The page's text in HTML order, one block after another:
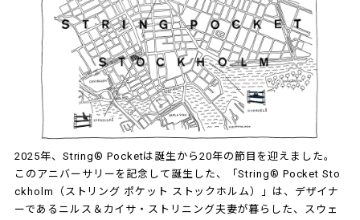
2025年、String® Pocketは誕生から20年の節目を迎えました。
このアニバーサリーを記念して誕生した、「String® Pocket Sto
ckholm（ストリング ポケット ストックホルム）」は、デザイナ
ーであるニルス＆カイサ・ストリニング夫妻が暮らした、スウェ